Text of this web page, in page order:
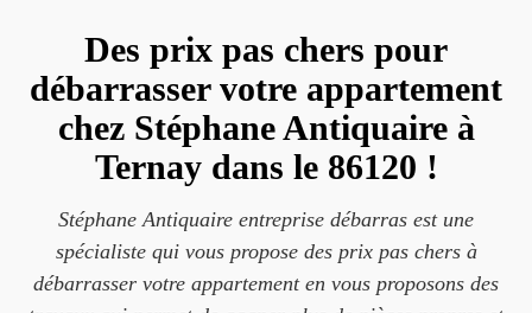
Des prix pas chers pour
débarrasser votre appartement
chez Stéphane Antiquaire à
Ternay dans le 86120 !
Stéphane Antiquaire entreprise débarras est une
spécialiste qui vous propose des prix pas chers à
débarrasser votre appartement en vous proposons des